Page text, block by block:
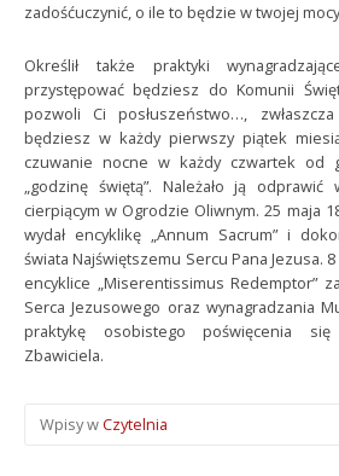
zadośćuczynić, o ile to będzie w twojej
Określił także praktyki
przystępować będziesz do Komunii
pozwoli Ci posłuszeństwo…,
będziesz w każdy pierwszy piątek
czuwanie nocne w każdy czwartek od
„godzinę świętą”. Należało ją
cierpiącym w Ogrodzie Oliwnym. 25 maja
wydał encyklikę „Annum Sacrum” i
świata Najświętszemu Sercu Pana Jezusa.
encyklice „Miserentissimus Redemptor”
Serca Jezusowego oraz wynagradzania
praktykę osobistego poświęcenia się
Zbawiciela.
Wpisy wCzytelnia